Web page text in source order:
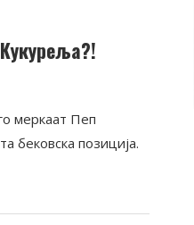
меркаат Пеп
бековска позиција.